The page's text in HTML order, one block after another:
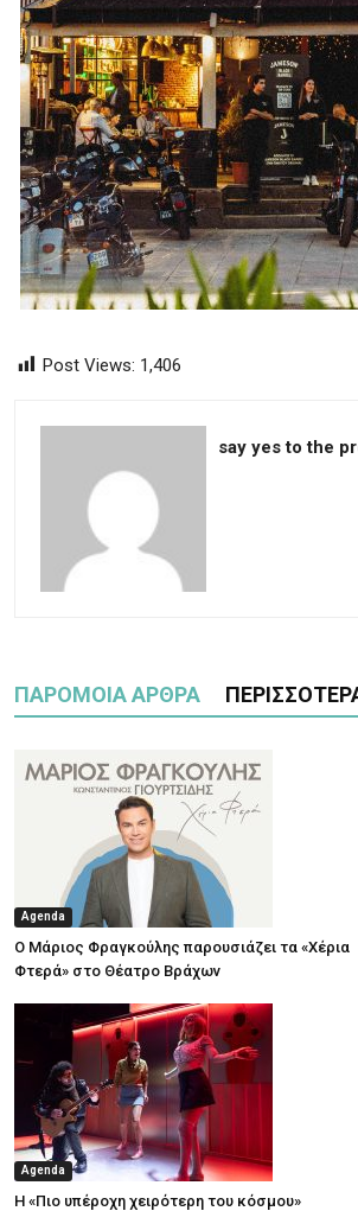
Post Views: 1,406
say yes to the
ΠΑΡΟΜΟΙΑ ΑΡΘΡΑ
Agenda
Ο Μάριος Φραγκούλης παρουσιάζει τα «Χέρια
Φτερά» στο Θέατρο Βράχων
Agenda
Η «Πιο υπέροχη χειρότερη του κόσμου»